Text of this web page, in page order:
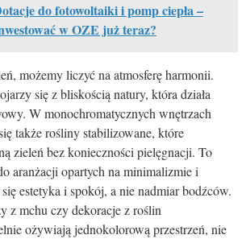
do fotowoltaiki i pomp ciepła –
w OZE już teraz?
możemy liczyć na atmosferę harmonii.
się z bliskością natury, która działa
W monochromatycznych wnętrzach
także rośliny stabilizowane, które
zieleń bez konieczności pielęgnacji. To
aranżacji opartych na minimalizmie i
estetyka i spokój, a nie nadmiar bodźców.
z mchu czy dekoracje z roślin
ożywiają jednokolorową przestrzeń, nie